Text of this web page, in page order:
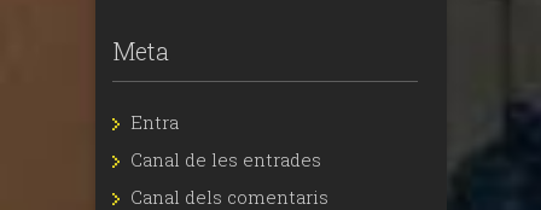
Meta
Entra
Canal de les entrades
Canal dels comentaris